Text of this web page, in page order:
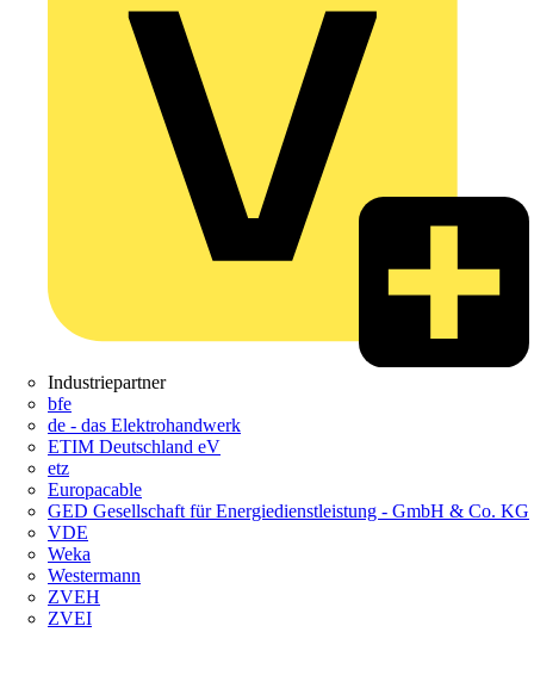
Industriepartner
bfe
de - das Elektrohandwerk
ETIM Deutschland eV
etz
Europacable
GED Gesellschaft für Energiedienstleistung - GmbH & Co. KG
VDE
Weka
Westermann
ZVEH
ZVEI